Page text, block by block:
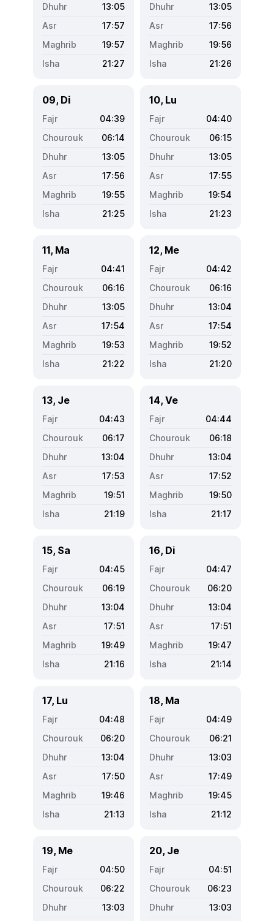
13:05
17:57
19:57
21:27
13:05
17:56
19:56
21:26
09, Di
04:39
06:14
13:05
17:56
19:55
21:25
10, Lu
04:40
06:15
13:05
17:55
19:54
21:23
11, Ma
04:41
06:16
13:05
17:54
19:53
21:22
12, Me
04:42
06:16
13:04
17:54
19:52
21:20
13, Je
04:43
06:17
13:04
17:53
19:51
21:19
14, Ve
04:44
06:18
13:04
17:52
19:50
21:17
15, Sa
04:45
06:19
13:04
17:51
19:49
21:16
16, Di
04:47
06:20
13:04
17:51
19:47
21:14
17, Lu
04:48
06:20
13:04
17:50
19:46
21:13
18, Ma
04:49
06:21
13:03
17:49
19:45
21:12
19, Me
04:50
06:22
13:03
20, Je
04:51
06:23
13:03